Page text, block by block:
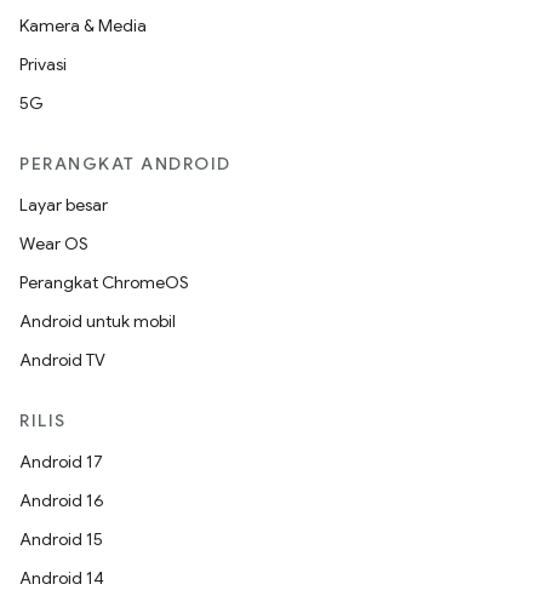
Kamera & Media
Privasi
5G
PERANGKAT ANDROID
Layar besar
Wear OS
Perangkat ChromeOS
Android untuk mobil
Android TV
RILIS
Android 17
Android 16
Android 15
Android 14